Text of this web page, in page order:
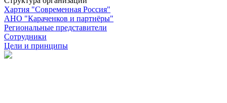
Хартия "Современная Россия"
АНО "Караченков и партнёры"
Региональные представители
Сотрудники
Цели и принципы